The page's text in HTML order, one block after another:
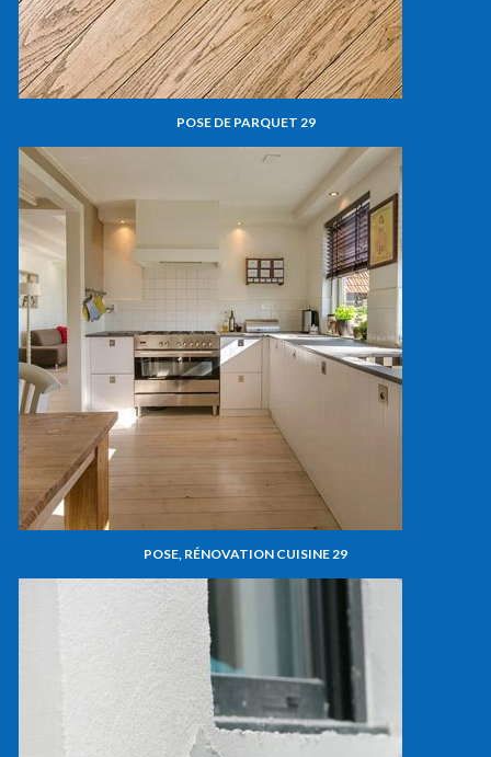
POSE DE PARQUET 29
POSE, RÉNOVATION CUISINE 29